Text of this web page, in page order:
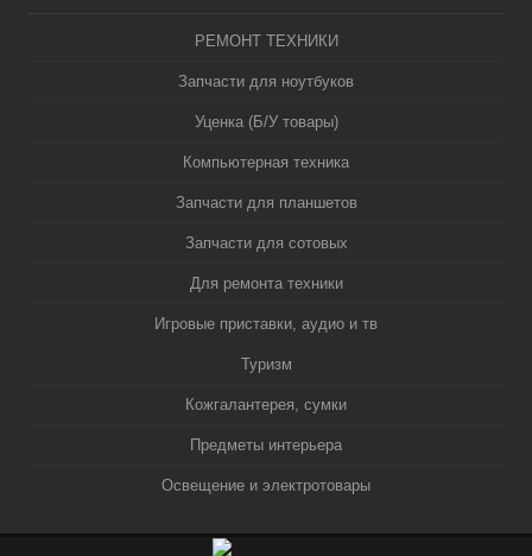
РЕМОНТ ТЕХНИКИ
Запчасти для ноутбуков
Уценка (Б/У товары)
Компьютерная техника
Запчасти для планшетов
Запчасти для сотовых
Для ремонта техники
Игровые приставки, аудио и тв
Туризм
Кожгалантерея, сумки
Предметы интерьера
Освещение и электротовары